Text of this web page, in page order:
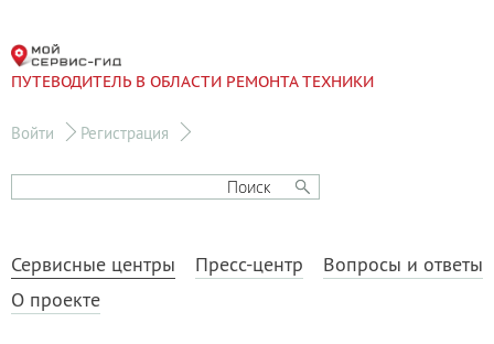
ПУТЕВОДИТЕЛЬ В ОБЛАСТИ РЕМОНТА ТЕХНИКИ
Войти Регистрация
Сервисные центры Пресс-центр
Вопросы и ответы
О проекте